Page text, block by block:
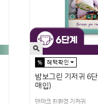
밤보그린 기저귀 6
매입)
덴마크 친환경 기저귀